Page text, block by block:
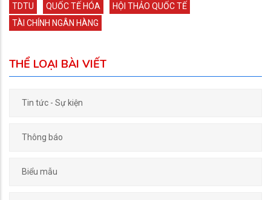
TDTU QUỐC TẾ HÓA
HỘI THẢO QUỐC TẾ
TÀI CHÍNH NGÂN HÀNG
THỂ LOẠI BÀI VIẾT
Tin tức - Sự kiện
Thông báo
Biểu mẫu